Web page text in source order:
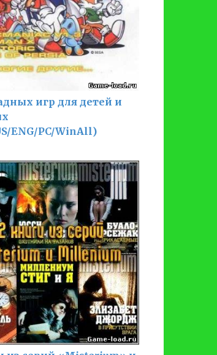
игр для детей и
ENG/PC/WinAll)